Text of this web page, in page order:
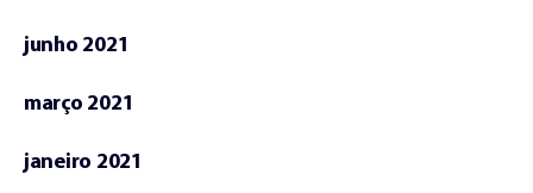
junho 2021
março 2021
janeiro 2021